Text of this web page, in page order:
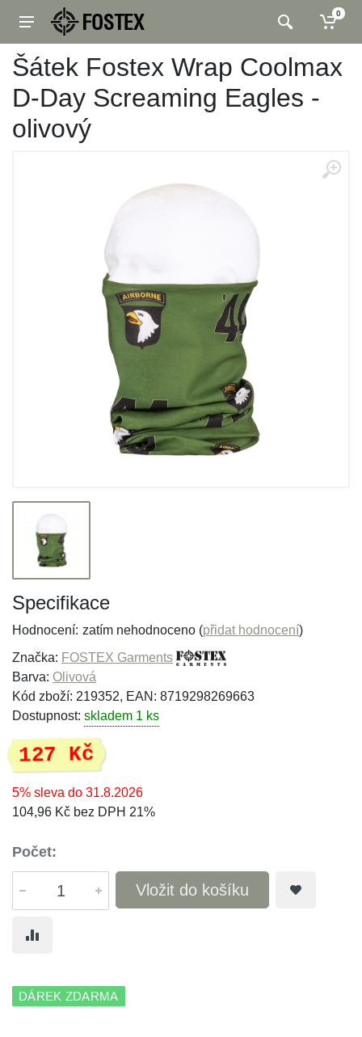
0
Šátek Fostex Wrap Coolmax
D-Day Screaming Eagles -
olivový
Specifikace
Hodnocení: zatím nehodnoceno (přidat hodnocení)
Značka: FOSTEX Garments
Barva: Olivová
Kód zboží: 219352, EAN: 8719298269663
Dostupnost: skladem 1 ks
127 Kč
5% sleva do 31.8.2026
104,96 Kč bez DPH 21%
Počet:
Vložit do košíku
DÁREK ZDARMA